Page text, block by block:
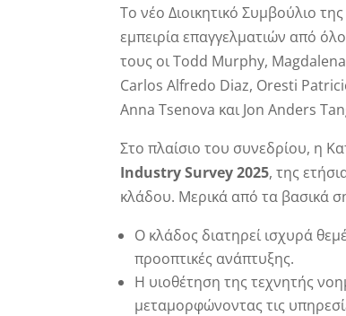
Το νέο Διοικητικό Συμβούλιο
εμπειρία επαγγελματιών από
τους οι Todd Murphy,
Carlos Alfredo Diaz, Oresti
Anna Tsenova και Jon Anders
Στο πλαίσιο του συνεδρίου, η
Industry Survey 2025, της
κλάδου. Μερικά από τα βασικά
Ο κλάδος διατηρεί ισχυρά
προοπτικές ανάπτυξης.
Η υιοθέτηση της τεχνητής
μεταμορφώνοντας τις